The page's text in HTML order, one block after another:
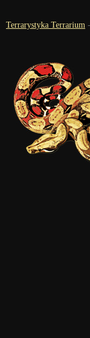
Terrarystyka Terrarium